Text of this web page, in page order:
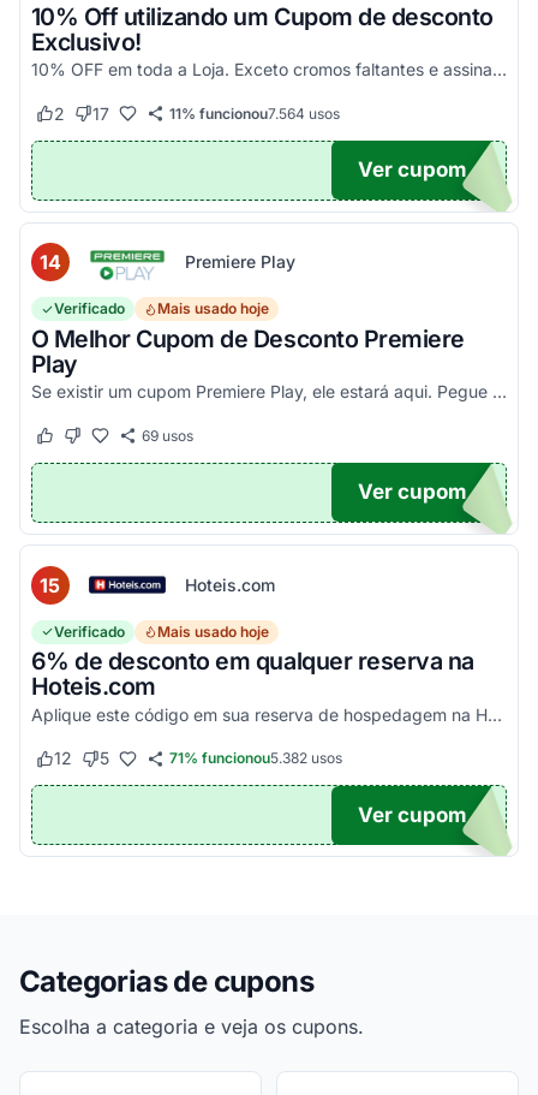
10% Off utilizando um Cupom de desconto
Exclusivo!
10% OFF em toda a Loja. Exceto cromos faltantes e assinaturas. Aproveite essa exclusividade!
Este cupom funcionou
2 Este cupom não funcionou
17 11% funcionou7.564 usos
UPOM
Ver cupom
14 Premiere Play
Verificado Mais usado hoje
O Melhor Cupom de Desconto Premiere
Play
Se existir um cupom Premiere Play, ele estará aqui. Pegue seu código promocional e confira agora!
Este cupom funcionou
Este cupom não funcionou
69usos
TICO
Ver cupom
15 Hoteis.com
Verificado Mais usado hoje
6% de desconto em qualquer reserva na
Hoteis.com
Aplique este código em sua reserva de hospedagem na Hoteis.com para obter 6% de desconto em estabelecimentos participantes da promoção.
Este cupom funcionou
12 Este cupom não funcionou
5 71% funcionou5.382usos
POM6
Ver cupom
Categorias de cupons
Escolha a categoria e veja os cupons.